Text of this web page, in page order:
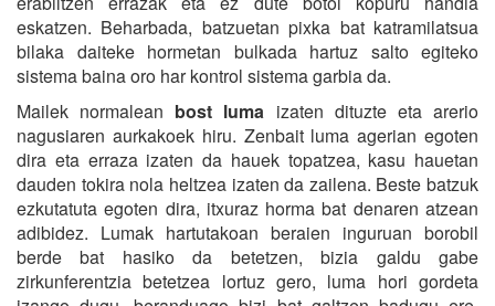
eskatzen. Beharbada, batzuetan pixka bat katramilatsua
bilaka daiteke hormetan bulkada hartuz salto egiteko
sistema baina oro har kontrol sistema garbia da.
Mailek normalean bost luma izaten dituzte eta arerio
nagusiaren aurkakoek hiru. Zenbait luma agerian egoten
dira eta erraza izaten da hauek topatzea, kasu hauetan
dauden tokira nola heltzea izaten da zailena. Beste batzuk
ezkutatuta egoten dira, itxuraz horma bat denaren atzean
adibidez. Lumak hartutakoan beraien inguruan borobil
berde bat hasiko da betetzen, bizia galdu gabe
zirkunferentzia betetzea lortuz gero, luma hori gordeta